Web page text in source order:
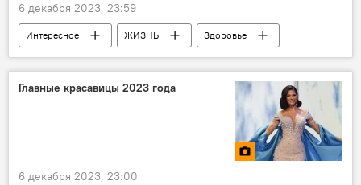
6 декабря 2023, 23:59
Интересное ЖИЗНЬ
Здоровье
Простуда
Лечение
самолечение
йод
метод
Главные красавицы 2023 года
6 декабря 2023, 23:00